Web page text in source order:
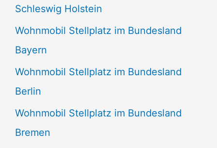
h
:
Schleswig Holstein
Wohnmobil Stellplatz im Bundesland
Bayern
Wohnmobil Stellplatz im Bundesland
Berlin
Wohnmobil Stellplatz im Bundesland
Bremen